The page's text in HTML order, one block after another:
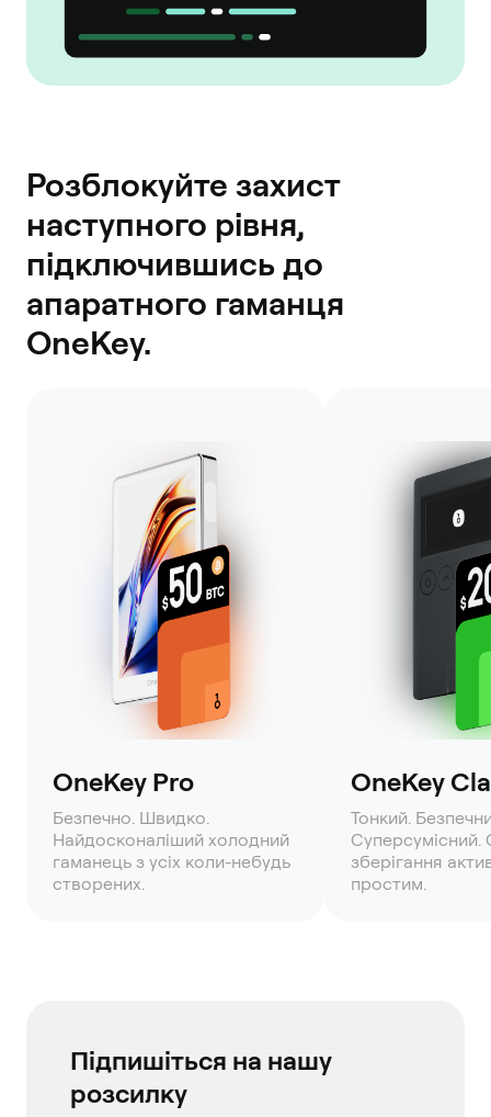
Розблокуйте захист
наступного рівня,
підключившись до
апаратного гаманця
OneKey.
OneKey Pro
Безпечно. Швидко.
Найдосконаліший холодний
гаманець з усіх коли-небудь
створених.
OneKey
Тонкий.
Суперсумісний.
зберігання
простим.
Підпишіться на нашу
розсилку